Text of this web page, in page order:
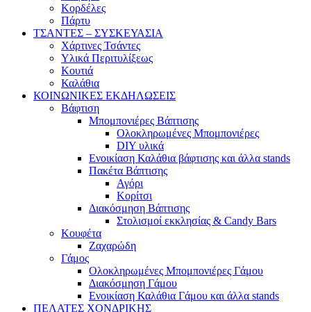
Κορδέλες
Πάρτυ
ΤΣΑΝΤΕΣ – ΣΥΣΚΕΥΑΣΙΑ
Χάρτινες Τσάντες
Υλικά Περιτυλίξεως
Κουτιά
Καλάθια
ΚΟΙΝΩΝΙΚΕΣ ΕΚΔΗΛΩΣΕΙΣ
Βάφτιση
Μπομπονιέρες Βάπτισης
Ολοκληρωμένες Μπομπονιέρες
DIY υλικά
Ενοικίαση Καλάθια βάφτισης και άλλα stands
Πακέτα Βάπτισης
Αγόρι
Κορίτσι
Διακόσμηση Βάπτισης
Στολισμοί εκκλησίας & Candy Bars
Κουφέτα
Ζαχαρώδη
Γάμος
Ολοκληρωμένες Μπομπονιέρες Γάμου
Διακόσμηση Γάμου
Ενοικίαση Καλάθια Γάμου και άλλα stands
ΠΕΛΑΤΕΣ ΧΟΝΔΡΙΚΗΣ